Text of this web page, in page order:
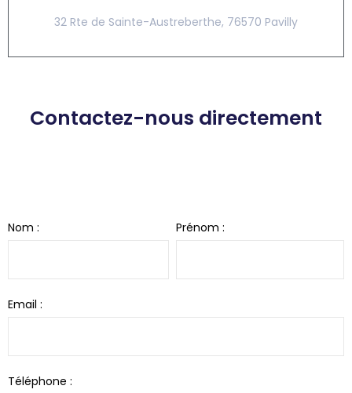
32 Rte de Sainte-Austreberthe, 76570 Pavilly
Contactez-nous directement
Nom : Prénom :
Email :
Téléphone :